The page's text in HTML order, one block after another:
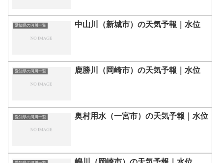
愛知県の河川一覧 中山川（新城市）の天気予報｜水位
愛知県の河川一覧 鹿勝川（岡崎市）の天気予報｜水位
愛知県の河川一覧 奥村用水（一宮市）の天気予報｜水位